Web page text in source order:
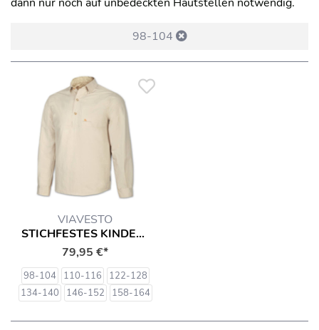
98-104
VIAVESTO
STICHFESTES KINDERHEMD CRIANSA
79,95 €*
98-104 110-116
122-128
134-140
146-152 158-164